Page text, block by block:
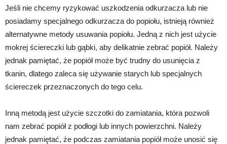
Jeśli nie chcemy ryzykować uszkodzenia odkurzacza lub nie
posiadamy specjalnego odkurzacza do popiołu, istnieją również
alternatywne metody usuwania popiołu. Jedną z nich jest użycie
mokrej ściereczki lub gąbki, aby delikatnie zebrać popiół. Należy
jednak pamiętać, że popiół może być trudny do usunięcia z
tkanin, dlatego zaleca się używanie starych lub specjalnych
ściereczek przeznaczonych do tego celu.
Inną metodą jest użycie szczotki do zamiatania, która pozwoli
nam zebrać popiół z podłogi lub innych powierzchni. Należy
jednak pamiętać, że podczas zamiatania popiół może unosić się